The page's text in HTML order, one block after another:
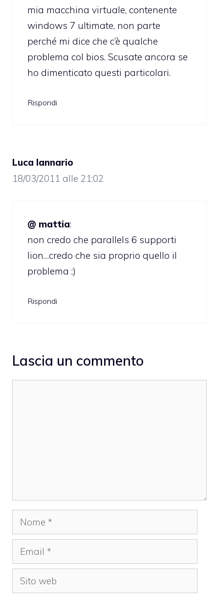
mia macchina virtuale, contenente
windows 7 ultimate, non parte
perché mi dice che c’è qualche
problema col bios. Scusate ancora se
ho dimenticato questi particolari.
Rispondi
Luca Iannario
18/03/2011 alle 21:02
@ mattia:
non credo che parallels 6 supporti
lion…credo che sia proprio quello il
problema ;)
Rispondi
Lascia un commento
Nome
Email
Sito
web